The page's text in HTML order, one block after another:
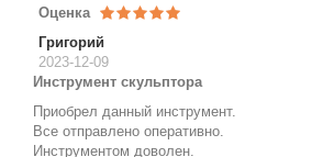
Оценка
Григорий
2023-12-09
Инструмент скульптора
Приобрел данный инструмент.
Все отправлено оперативно.
Инструментом доволен.